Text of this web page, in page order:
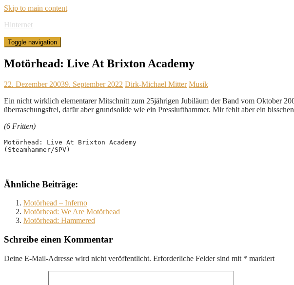
Skip to main content
Hinternet
Toggle navigation
Motörhead: Live At Brixton Academy
22. Dezember 20039. September 2022 Dirk-Michael Mitter Musik
Ein nicht wirklich elementarer Mitschnitt zum 25jährigen Jubiläum der Band vom Oktober
überraschungsfrei, dafür aber grundsolide wie ein Presslufthammer. Mir fehlt aber ein
(6 Fritten)
Motörhead: Live At Brixton Academy
(Steamhammer/SPV)
Ähnliche Beiträge:
Motörhead – Inferno
Motörhead: We Are Motörhead
Motörhead: Hammered
Schreibe einen Kommentar
Deine E-Mail-Adresse wird nicht veröffentlicht. Erforderliche Felder sind mit * markiert